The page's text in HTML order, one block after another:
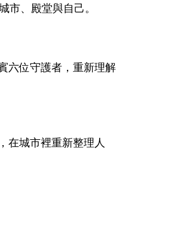
、殿堂與自己。
六位守護者，重新理解
在城市裡重新整理人